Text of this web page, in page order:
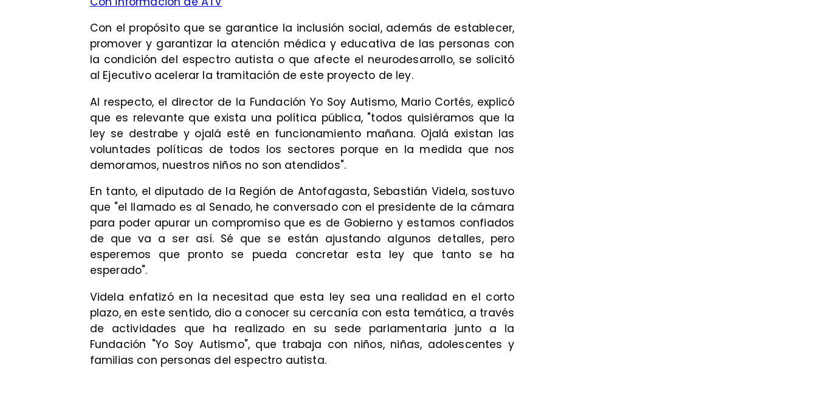
Con el propósito que se garantice la inclusión social, además de establecer,
promover y garantizar la atención médica y educativa de las personas con
la condición del espectro autista o que afecte el neurodesarrollo, se solicitó
al Ejecutivo acelerar la tramitación de este proyecto de ley.
Al respecto, el director de la Fundación Yo Soy Autismo, Mario Cortés, explicó
que es relevante que exista una política pública, "todos quisiéramos que la
ley se destrabe y ojalá esté en funcionamiento mañana. Ojalá existan las
voluntades políticas de todos los sectores porque en la medida que nos
demoramos, nuestros niños no son atendidos".
En tanto, el diputado de la Región de Antofagasta, Sebastián Videla, sostuvo
que "el llamado es al Senado, he conversado con el presidente de la cámara
para poder apurar un compromiso que es de Gobierno y estamos confiados
de que va a ser así. Sé que se están ajustando algunos detalles, pero
esperemos que pronto se pueda concretar esta ley que tanto se ha
esperado".
Videla enfatizó en la necesitad que esta ley sea una realidad en el corto
plazo, en este sentido, dio a conocer su cercanía con esta temática, a través
de actividades que ha realizado en su sede parlamentaria junto a la
Fundación "Yo Soy Autismo", que trabaja con niños, niñas, adolescentes y
familias con personas del espectro autista.